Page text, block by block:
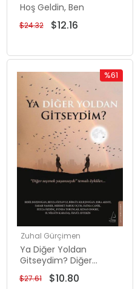
Hoş Geldin, Ben
$12.16
$24.32
Zuhal Gürçimen
Ya Diğer Yoldan
Gitseydim? Diğer
Seçenek Yaşansaydı
Temalı Öyküler
$10.80
$27.61
%61
%61Rabatt